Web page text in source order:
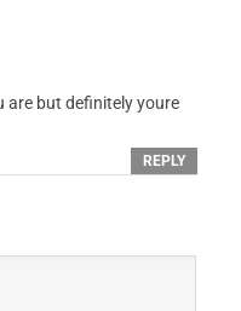
are but definitely youre
REPLY